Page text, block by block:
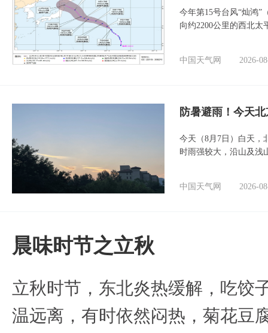
今年第15号台风“灿鸿”
向约2200公里的西北太
中国天气网 2026-
防暑避雨！今天
今天（8月7日）白天，
时雨强较大，沿山及浅
中国天气网 2026-
晨味时节之立秋
立秋时节，东北炎热缓解，吃饺
温远离，有时依然闷热，菊花豆